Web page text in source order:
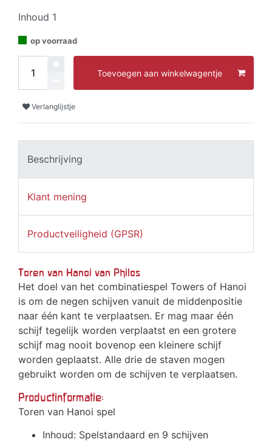
Inhoud 1
op voorraad
Toevoegen aan winkelwagentje
Verlanglijstje
Beschrijving
Klant mening
Productveiligheid (GPSR)
Toren van Hanoi van Philos
Het doel van het combinatiespel Towers of Hanoi
is om de negen schijven vanuit de middenpositie
naar één kant te verplaatsen. Er mag maar één
schijf tegelijk worden verplaatst en een grotere
schijf mag nooit bovenop een kleinere schijf
worden geplaatst. Alle drie de staven mogen
gebruikt worden om de schijven te verplaatsen.
Productinformatie:
Toren van Hanoi spel
Inhoud: Spelstandaard en 9 schijven